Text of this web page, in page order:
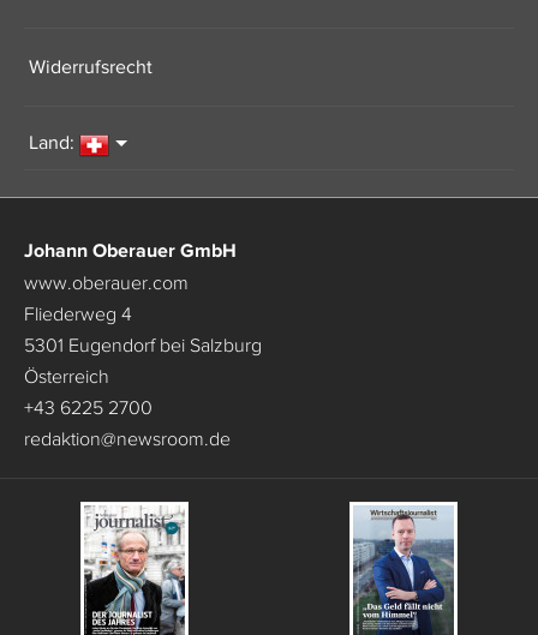
Widerrufsrecht
Land:
Johann Oberauer GmbH
www.oberauer.com
Fliederweg 4
5301 Eugendorf bei Salzburg
Österreich
+43 6225 2700
redaktion@newsroom.de